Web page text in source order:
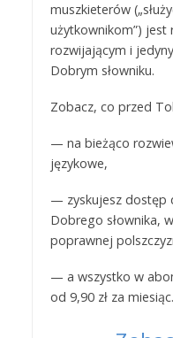
muszkieterów
użytkownikom”) jest
rozwijającym i
Dobrym słowniku.
Zobacz, co przed
— na bieżąco
językowe,
— zyskujesz dostęp
Dobrego słownika,
poprawnej
— a wszystko w
od 9,90 zł za miesiąc.